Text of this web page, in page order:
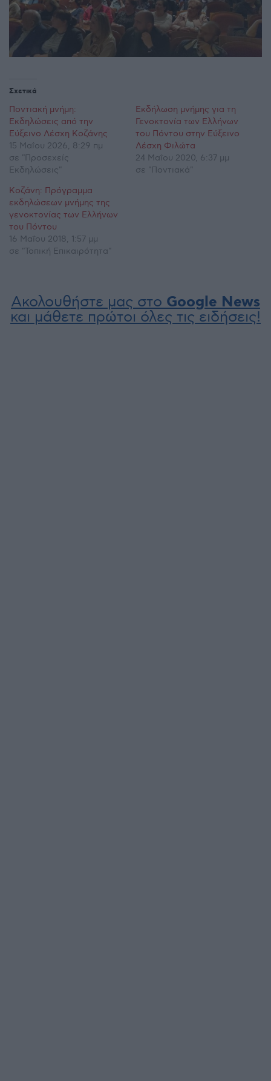
Σχετικά
Ποντιακή μνήμη:
Εκδηλώσεις από την
Εύξεινο Λέσχη Κοζάνης
15 Μαΐου 2026, 8:29 πμ
σε "Προσεχείς
Εκδηλώσεις"
Εκδήλωση μνήμης για τη
Γενοκτονία των Ελλήνων
του Πόντου στην Εύξεινο
Λέσχη Φιλώτα
24 Μαΐου 2020, 6:37 μμ
σε "Ποντιακά"
Kοζάνη: Πρόγραμμα
εκδηλώσεων μνήμης της
γενοκτονίας των Ελλήνων
του Πόντου
16 Μαΐου 2018, 1:57 μμ
σε "Τοπική Επικαιρότητα"
Ακολουθήστε μας στο Google News
και μάθετε πρώτοι όλες τις ειδήσεις!